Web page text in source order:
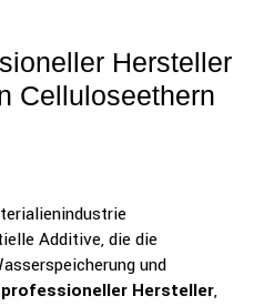
Hersteller
Celluloseethern
Additive, die die
und
professioneller Hersteller,